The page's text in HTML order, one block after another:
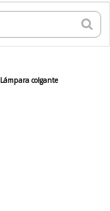
Lámpara colgante